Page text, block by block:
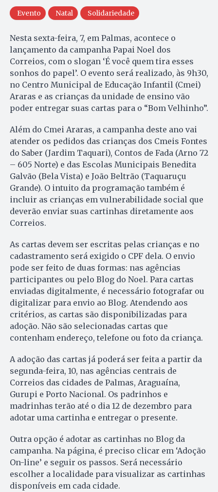
Evento Natal Solidariedade
Nesta sexta-feira, 7, em Palmas, acontece o
lançamento da campanha Papai Noel dos
Correios, com o slogan ‘É você quem tira esses
sonhos do papel’. O evento será realizado, às 9h30,
no Centro Municipal de Educação Infantil (Cmei)
Araras e as crianças da unidade de ensino vão
poder entregar suas cartas para o “Bom Velhinho”.
Além do Cmei Araras, a campanha deste ano vai
atender os pedidos das crianças dos Cmeis Fontes
do Saber (Jardim Taquari), Contos de Fada (Arno 72
– 605 Norte) e das Escolas Municipais Benedita
Galvão (Bela Vista) e João Beltrão (Taquaruçu
Grande). O intuito da programação também é
incluir as crianças em vulnerabilidade social que
deverão enviar suas cartinhas diretamente aos
Correios.
As cartas devem ser escritas pelas crianças e no
cadastramento será exigido o CPF dela. O envio
pode ser feito de duas formas: nas agências
participantes ou pelo Blog do Noel. Para cartas
enviadas digitalmente, é necessário fotografar ou
digitalizar para envio ao Blog. Atendendo aos
critérios, as cartas são disponibilizadas para
adoção. Não são selecionadas cartas que
contenham endereço, telefone ou foto da criança.
A adoção das cartas já poderá ser feita a partir da
segunda-feira, 10, nas agências centrais de
Correios das cidades de Palmas, Araguaína,
Gurupi e Porto Nacional. Os padrinhos e
madrinhas terão até o dia 12 de dezembro para
adotar uma cartinha e entregar o presente.
Outra opção é adotar as cartinhas no Blog da
campanha. Na página, é preciso clicar em ‘Adoção
On-line’ e seguir os passos. Será necessário
escolher a localidade para visualizar as cartinhas
disponíveis em cada cidade.